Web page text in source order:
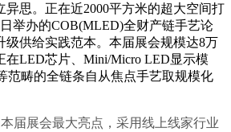
异思。正在近2000平方米的超大空间打
举办的COB(MLED)全财产链手艺论
级供给实践范本。本届展会规模达8万
在LED芯片、Mini/Micro LED显示模
范畴的全链条自从焦点手艺取规模化
展会最大亮点，采用线上线家行业